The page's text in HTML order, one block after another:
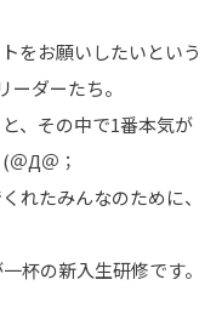
をお願いしたいという
ダーたち。
、その中で1番本気が
＠Д＠；
れたみんなのために、
杯の新入生研修です。